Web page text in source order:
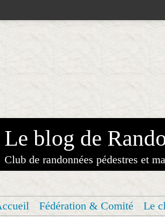
Le blog de
Club de randonnées pédestres et
Fédération & Comité Le